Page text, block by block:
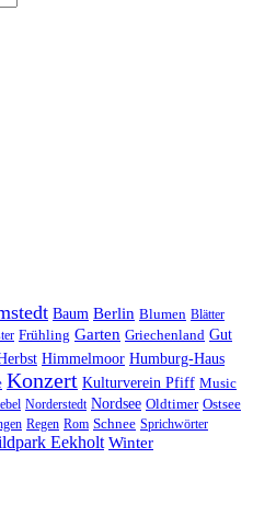
Baum Berlin Blumen Blätter
Frühling Garten Griechenland Gut
Himmelmoor Humburg-Haus
Konzert Kulturverein Pfiff Music
Norderstedt Nordsee Oldtimer Ostsee
Regen Rom Schnee Sprichwörter
Eekholt Winter